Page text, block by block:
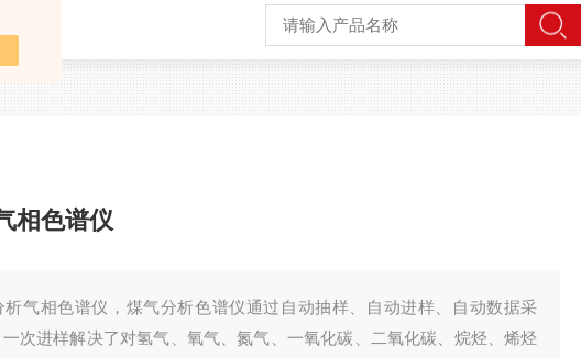
相色谱仪
析气相色谱仪，煤气分析色谱仪通过自动抽样、自动进样、自动数据采
次进样解决了对氢气、氧气、氮气、一氧化碳、二氧化碳、烷烃、烯烃